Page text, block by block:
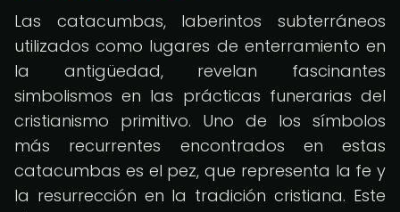
Las catacumbas, laberintos subterráneos
utilizados como lugares de enterramiento en
la antigüedad, revelan fascinantes
simbolismos en las prácticas funerarias del
cristianismo primitivo. Uno de los símbolos
más recurrentes encontrados en estas
catacumbas es el pez, que representa la fe y
la resurrección en la tradición cristiana. Este